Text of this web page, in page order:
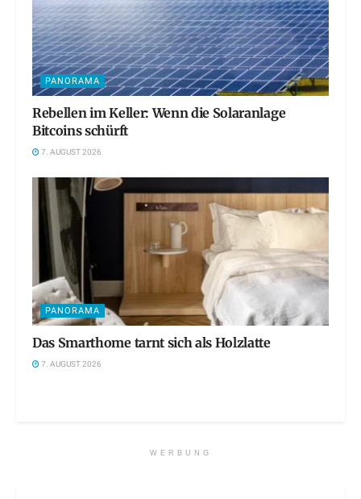
PANORAMA
Rebellen im Keller: Wenn die Solaranlage
Bitcoins schürft
7. AUGUST 2026
PANORAMA
Das Smarthome tarnt sich als Holzlatte
7. AUGUST 2026
WERBUNG